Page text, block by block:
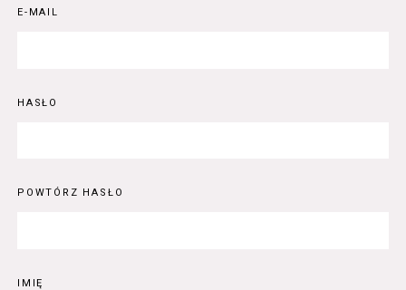
E-MAIL
HASŁO
POWTÓRZ HASŁO
IMIĘ